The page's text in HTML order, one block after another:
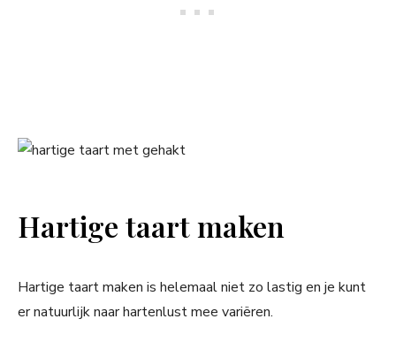
Hartige taart maken
Hartige taart maken is helemaal niet zo lastig en je kunt
er natuurlijk naar hartenlust mee variëren.